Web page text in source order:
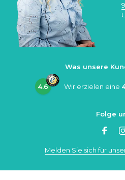
Was unsere
4.6 Wir erzielen eine
Folge
Melden Sie sich für